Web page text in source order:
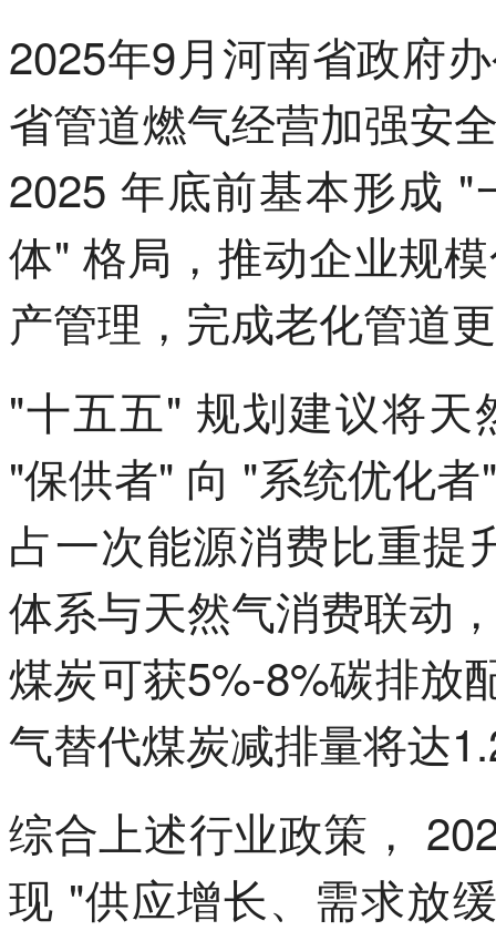
2025年9月河南省政府
省管道燃气经营加强安
2025 年底前基本形成
体" 格局，推动企业规
产管理，完成老化管道
"十五五" 规划建议将
"保供者" 向 "系统优化
占一次能源消费比重提
体系与天然气消费联动
煤炭可获5%-8%碳排放
气替代煤炭减排量将达
综合上述行业政策，
现 "供应增长、需求放